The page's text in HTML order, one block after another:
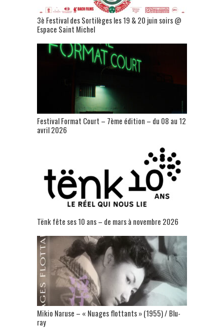
3è Festival des Sortilèges les 19 & 20 juin soirs @
Espace Saint Michel
Festival Format Court – 7ème édition – du 08 au 12
avril 2026
Tënk fête ses 10 ans – de mars à novembre 2026
Mikio Naruse – « Nuages flottants » (1955) / Blu-
ray